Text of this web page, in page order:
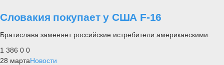
Словакия покупает у США F-16
Братислава заменяет российские истребители американскими.
1 386 0 0
28 мартаНовости